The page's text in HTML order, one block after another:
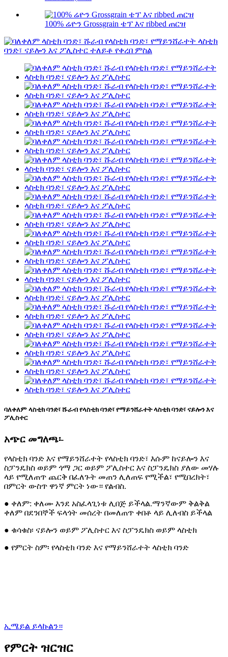
100% ሬዮን Grossgrain ቴፕ እና ribbed ጠርዝ
ባለቀለም ላስቲክ ባንድ፣ ሹራብ የላስቲክ ባንድ፣ የማይንሸራተት ላስቲክ ባንድ፣ ናይሎን እና
ፖሊስተር
አጭር መግለጫ፡-
የላስቲክ ባንድ እና የማይንሸራተት የላስቲክ ባንድ፣ እሱም ከናይሎን እና
ስፓንዴክስ ወይም ጎማ ጋር ወይም ፖሊስተር እና ስፓንዴክስ ያለው መሃሉ
ላይ የሚለጠጥ ጨርቅ በፈለጉት መጠን ሊለጠፍ የሚችል፣ የሚበረክት፣
በምርት ውስጥ ዋነኛ ምርት ነው። የልብስ.
● ቀለም: ቀለሙ እንደ አስፈላጊነቱ ሊበጅ ይችላል.ማንኛውም ቅልቅል
ቀለም በደንበኞች ፍላጎት መሰረት በመለጠጥ ቀበቶ ላይ ሊለብስ ይችላል
● ቁሳቁስ፡ ናይሎን ወይም ፖሊስተር እና ስፓንዴክስ ወይም ላስቲክ
● የምርት ስም፡ የላስቲክ ባንድ እና የማይንሸራተት ላስቲክ ባንድ
ኢሜይል ይላኩልን።
የምርት ዝርዝር